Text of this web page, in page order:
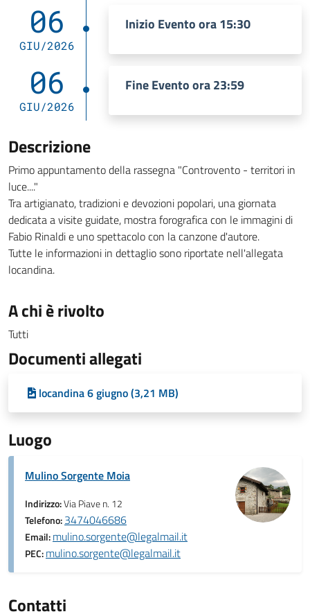
06
GIU/2026
Inizio Evento ora 15:30
06
GIU/2026
Fine Evento ora 23:59
Descrizione
Primo appuntamento della rassegna "Controvento - territori in
luce...."
Tra artigianato, tradizioni e devozioni popolari, una giornata
dedicata a visite guidate, mostra forografica con le immagini di
Fabio Rinaldi e uno spettacolo con la canzone d'autore.
Tutte le informazioni in dettaglio sono riportate nell'allegata
locandina.
A chi è rivolto
Tutti
Documenti allegati
locandina 6 giugno (3,21 MB)
Luogo
Mulino Sorgente Moia
Indirizzo:Via Piave n. 12
Telefono:3474046686
Email:mulino.sorgente@legalmail.it
PEC:mulino.sorgente@legalmail.it
Contatti